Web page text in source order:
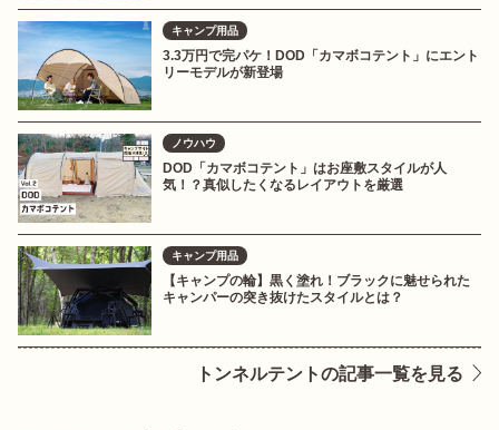
キャンプ用品
3.3万円で完パケ！DOD「カマボコテント」にエント
リーモデルが新登場
ノウハウ
DOD「カマボコテント」はお座敷スタイルが人
気！？真似したくなるレイアウトを厳選
キャンプ用品
【キャンプの輪】黒く塗れ！ブラックに魅せられた
キャンパーの突き抜けたスタイルとは？
トンネルテントの記事一覧を見る